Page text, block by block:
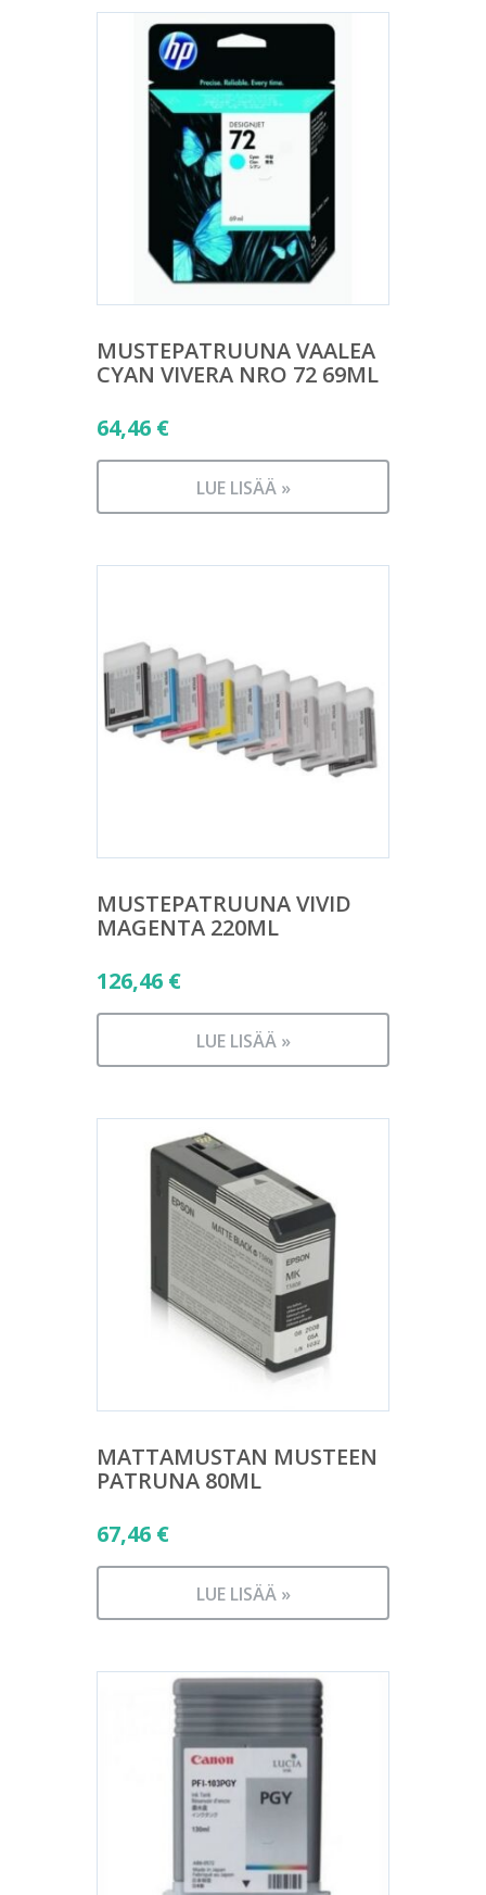
MUSTEPATRUUNA VAALEA
CYAN VIVERA NRO 72 69ML
64,46 €
LUE LISÄÄ »
MUSTEPATRUUNA VIVID
MAGENTA 220ML
126,46 €
LUE LISÄÄ »
MATTAMUSTAN MUSTEEN
PATRUNA 80ML
67,46 €
LUE LISÄÄ »